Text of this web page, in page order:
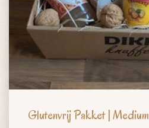
Glutenvrij Pakket | Medium